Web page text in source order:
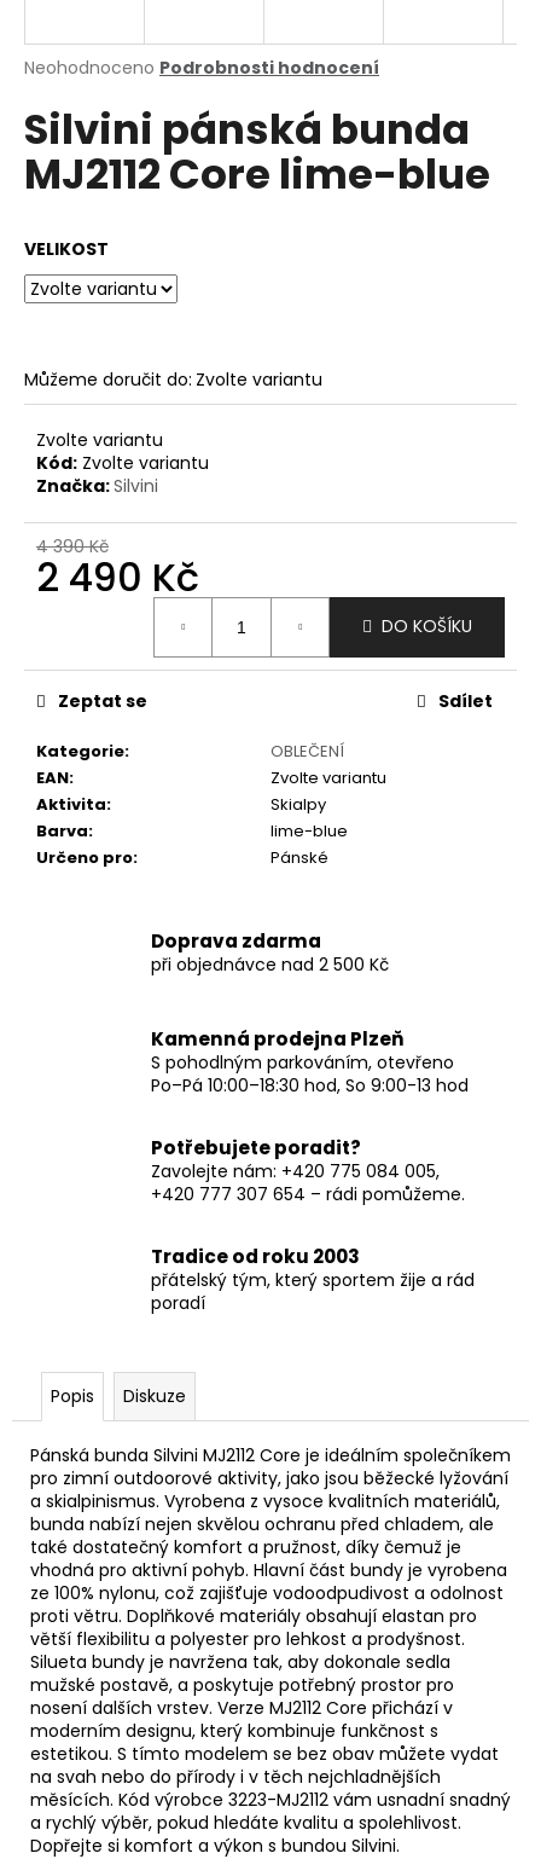
Průměrné
produktu
je
0,0
Neohodnoceno Podrobnosti hodnocení
Silvini pánská bunda
MJ2112 Core lime-blue
VELIKOST
Můžeme doručit do: Zvolte variantu
Zvolte variantu
Kód: Zvolte variantu
Značka:Silvini
4 390 Kč
2 490 Kč
DO KOŠÍKU
Kategorie:
OBLEČENÍ
EAN:
Zvolte variantu
Aktivita:
Skialpy
Barva:
lime-blue
Určeno pro: Pánské
Zeptat se Sdílet
Doprava zdarma
při objednávce nad 2 500 Kč
Kamenná prodejna Plzeň
S pohodlným parkováním, otevřeno
Po–Pá 10:00–18:30 hod, So 9:00-13 hod
Potřebujete poradit?
Zavolejte nám: +420 775 084 005,
+420 777 307 654 – rádi pomůžeme.
Tradice od roku 2003
přátelský tým, který sportem žije a rád
poradí
Popis Diskuze
Pánská bunda Silvini MJ2112 Core je ideálním společníkem
pro zimní outdoorové aktivity, jako jsou běžecké lyžování
a skialpinismus. Vyrobena z vysoce kvalitních materiálů,
bunda nabízí nejen skvělou ochranu před chladem, ale
také dostatečný komfort a pružnost, díky čemuž je
vhodná pro aktivní pohyb. Hlavní část bundy je vyrobena
ze 100% nylonu, což zajišťuje vodoodpudivost a odolnost
proti větru. Doplňkové materiály obsahují elastan pro
větší flexibilitu a polyester pro lehkost a prodyšnost.
Silueta bundy je navržena tak, aby dokonale sedla
mužské postavě, a poskytuje potřebný prostor pro
nosení dalších vrstev. Verze MJ2112 Core přichází v
moderním designu, který kombinuje funkčnost s
estetikou. S tímto modelem se bez obav můžete vydat
na svah nebo do přírody i v těch nejchladnějších
měsících. Kód výrobce 3223-MJ2112 vám usnadní snadný
a rychlý výběr, pokud hledáte kvalitu a spolehlivost.
Dopřejte si komfort a výkon s bundou Silvini.
j
t
?
D
o
p
o
u
č
u
e